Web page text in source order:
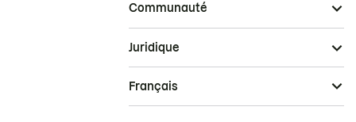
Communauté
Juridique
Français